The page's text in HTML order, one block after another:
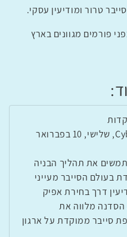
פורמים מגוונים בארץ
אירוע Cyber Security 2015, שלישי, 10 בפברואר
את תהליך הבניה
בעולם הסייבר מעייני
דרך בחירת אפיק
הסדנה מלווה את
סייבר ממוקדת על ארגון